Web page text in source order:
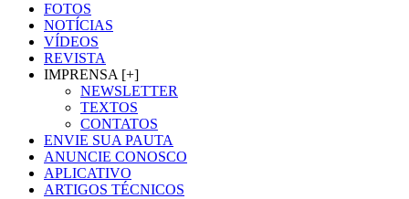
FOTOS
NOTÍCIAS
VÍDEOS
REVISTA
IMPRENSA [+]
NEWSLETTER
TEXTOS
CONTATOS
ENVIE SUA PAUTA
ANUNCIE CONOSCO
APLICATIVO
ARTIGOS TÉCNICOS